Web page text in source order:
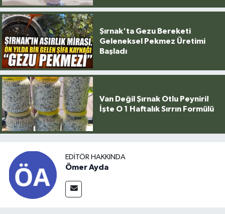
Şırnak'ta Gezu Bereketi
Geleneksel Pekmez Üretimi
Başladı
Van Değil Şırnak Otlu Peyniri!
İşte O 1 Haftalık Sırrın Formülü
EDITÖR HAKKINDA
Ömer Ayda